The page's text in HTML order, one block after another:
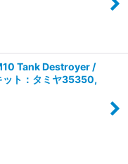
Tank Destroyer /
ト：タミヤ35350,